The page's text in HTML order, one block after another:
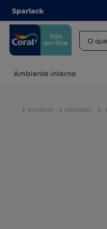
Sparlack
Ambiente interno
EXTERIOR MADEIRAS